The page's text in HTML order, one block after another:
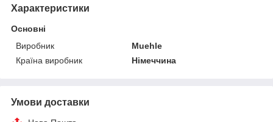
Характеристики
Основні
Виробник
Muehle
Країна виробник
Німеччина
Умови доставки